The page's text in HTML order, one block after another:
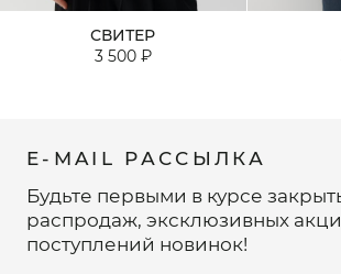
СВИТЕР
3 500 ₽
E-MAIL РАССЫЛКА
Будьте первыми в курсе
распродаж, эксклюзивных
поступлений новинок!